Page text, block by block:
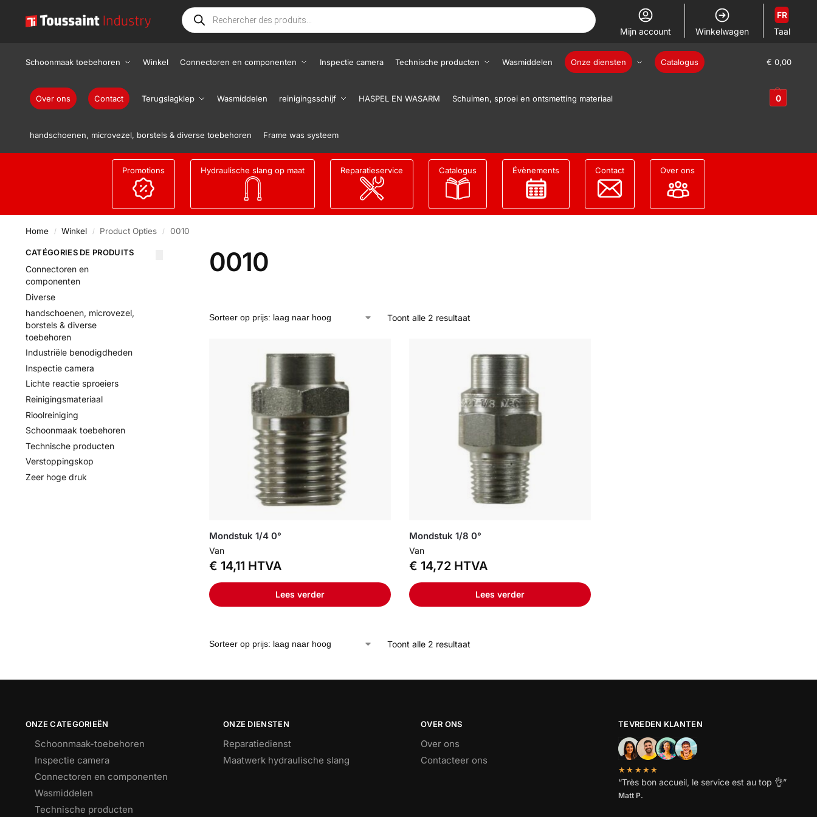
Mijn account Winkelwagen Taal
FR
Schoonmaak toebehoren Winkel Connectoren en componenten Inspectie camera Technische producten Wasmiddelen Onze diensten Catalogus
Over ons Contact Terugslagklep Wasmiddelen reinigingsschijf HASPEL EN WASARM Schuimen, sproei en ontsmetting materiaal
handschoenen, microvezel, borstels & diverse toebehoren Frame was systeem
€ 0,00
0
Promotions Hydraulische slang op maat Reparatieservice Catalogus Évènements Contact Over ons
Home / Winkel / Product Opties / 0010
0010
Toont alle 2 resultaat
Mondstuk 1/4 0°
Van
€ 14,11 HTVA
Lees verder
Mondstuk 1/8 0°
Van
€ 14,72 HTVA
Lees verder
Toont alle 2 resultaat
CATÉGORIES DE PRODUITS
Connectoren en
componenten
Diverse
handschoenen, microvezel,
borstels & diverse
toebehoren
Industriële benodigdheden
Inspectie camera
Lichte reactie sproeiers
Reinigingsmateriaal
Rioolreiniging
Schoonmaak toebehoren
Technische producten
Verstoppingskop
Zeer hoge druk
ONZE CATEGORIEËN
Schoonmaak-toebehoren
Inspectie camera
Connectoren en componenten
Wasmiddelen
Technische producten
ONZE DIENSTEN
Reparatiedienst
Maatwerk hydraulische slang
OVER ONS
Over ons
Contacteer ons
TEVREDEN KLANTEN
★★★★★
“Très bon accueil, le service est au top 👌”
Matt P.